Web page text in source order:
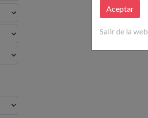
Aceptar
Salir de la web